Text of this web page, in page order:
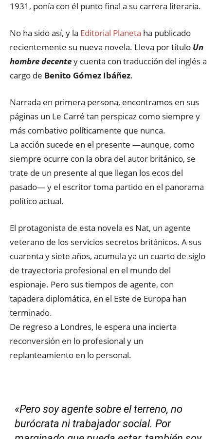
1931, ponía con él punto final a su carrera literaria.
No ha sido así, y la Editorial Planeta ha publicado
recientemente su nueva novela. Lleva por título Un
hombre decentey cuenta con traducción del inglés a
cargo de Benito Gómez Ibáñez.
Narrada en primera persona, encontramos en sus
páginas un Le Carré tan perspicaz como siempre y
más combativo políticamente que nunca.
La acción sucede en el presente —aunque, como
siempre ocurre con la obra del autor británico, se
trate de un presente al que llegan los ecos del
pasado— y el escritor toma partido en el panorama
político actual.
El protagonista de esta novela es Nat, un agente
veterano de los servicios secretos británicos. A sus
cuarenta y siete años, acumula ya un cuarto de siglo
de trayectoria profesional en el mundo del
espionaje. Pero sus tiempos de agente, con
tapadera diplomática, en el Este de Europa han
terminado.
De regreso a Londres, le espera una incierta
reconversión en lo profesional y un
replanteamiento en lo personal.
«Pero soy agente sobre el terreno, no
burócrata ni trabajador social. Por